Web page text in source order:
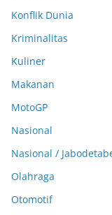
Konflik Dunia
Kriminalitas
Kuliner
Makanan
MotoGP
Nasional
Nasional /
Olahraga
Otomotif